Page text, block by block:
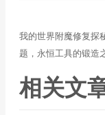
我的世界附魔修复探
题，永恒工具的锻造
相关文